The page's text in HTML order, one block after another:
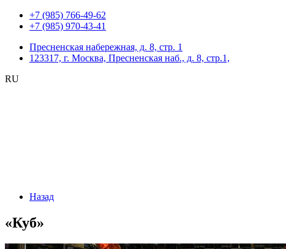
+7 (985) 766-49-62
+7 (985) 970-43-41
Пресненская набережная, д. 8, стр. 1
123317, г. Москва, Пресненская наб., д. 8, стр.1,
RU
Назад
«Куб»